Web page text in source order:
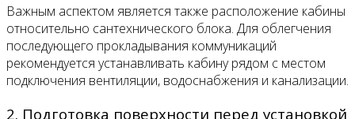
Важным аспектом является также расположение кабины
относительно сантехнического блока. Для облегчения
последующего прокладывания коммуникаций
рекомендуется устанавливать кабину рядом с местом
подключения вентиляции, водоснабжения и канализации.
2. Подготовка поверхности перед установкой